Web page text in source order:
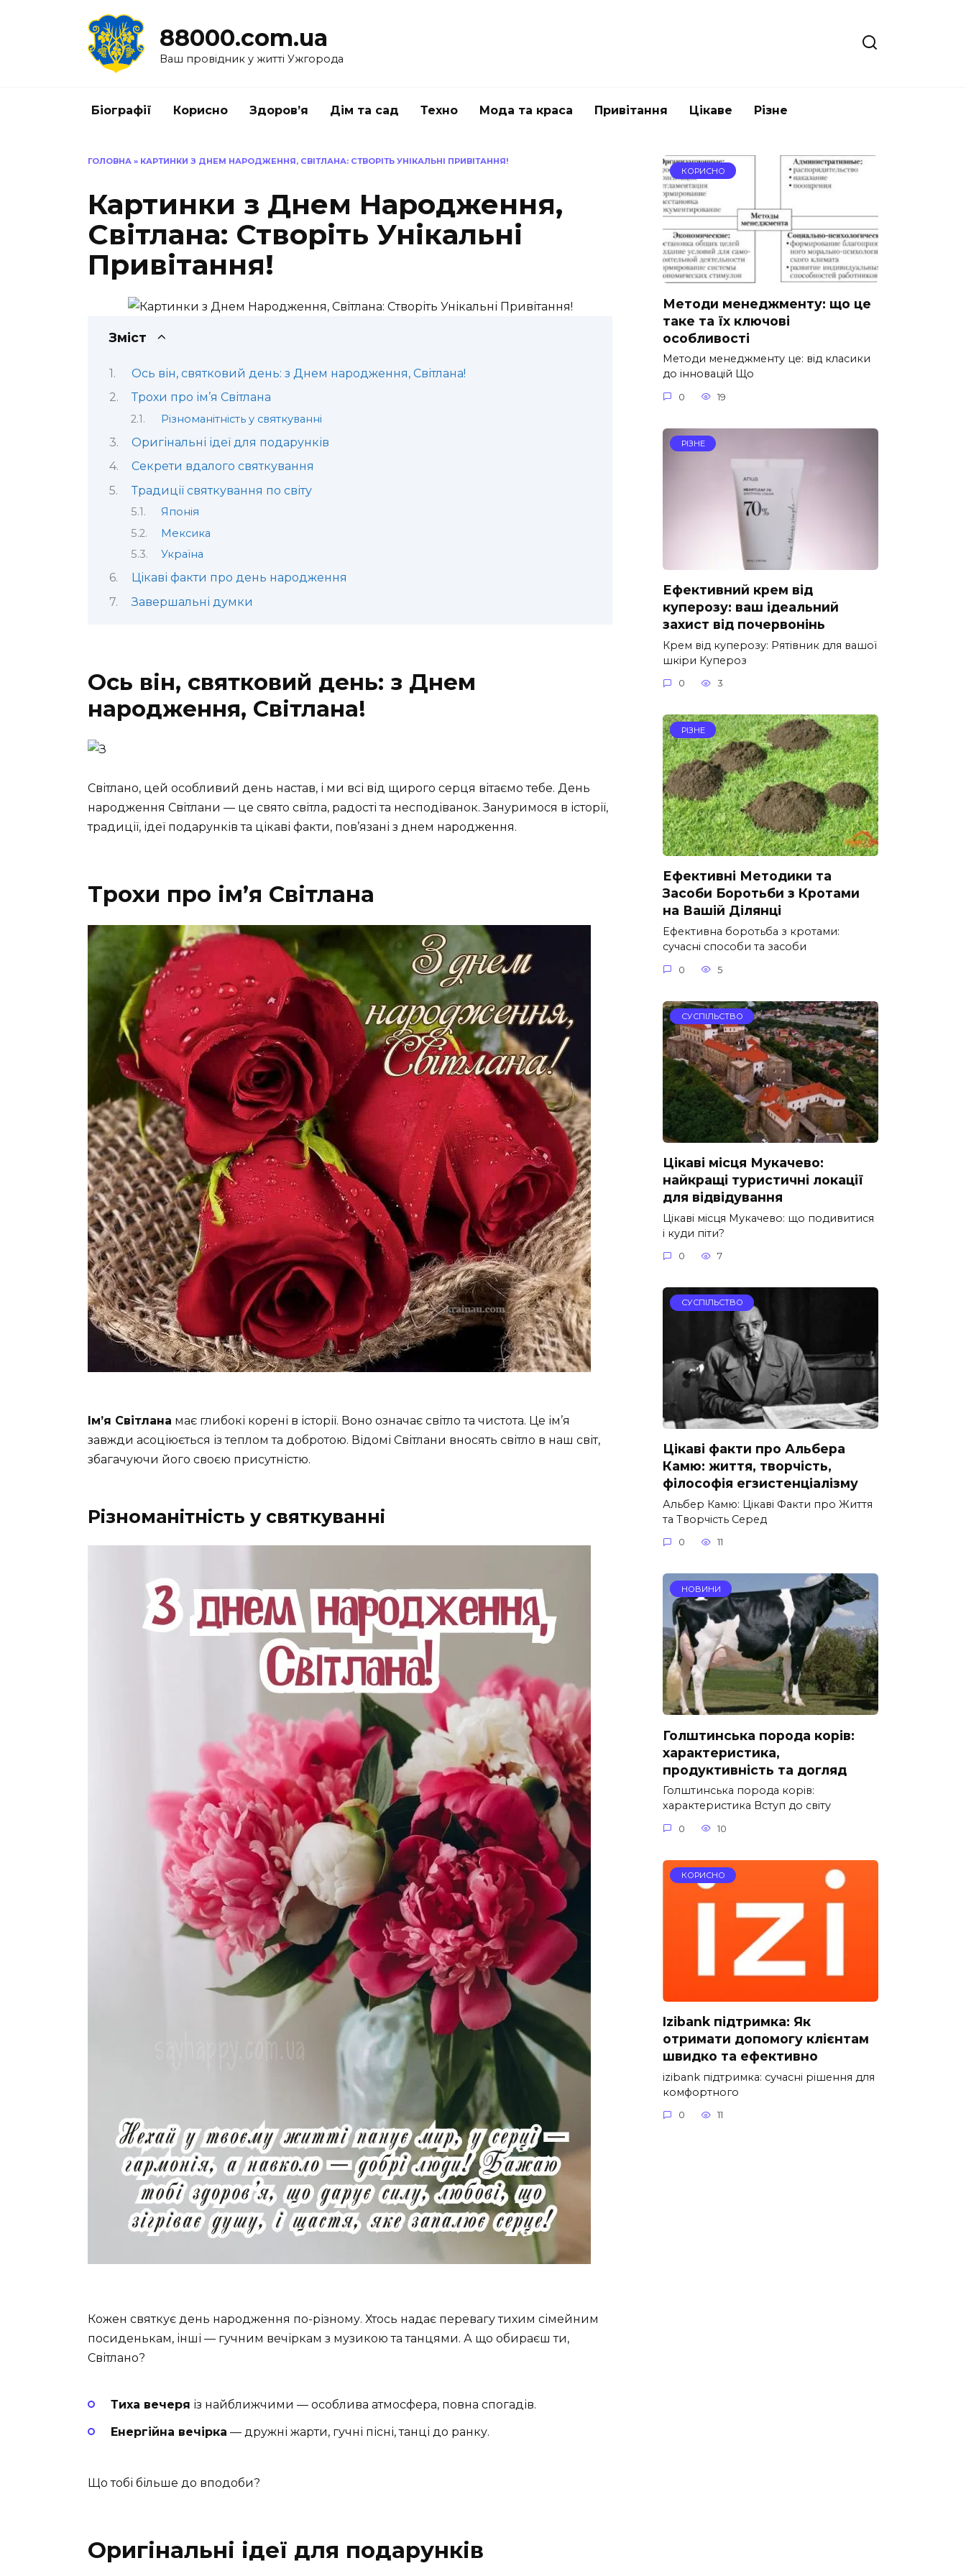
88000.com.ua
Ваш провідник у житті Ужгорода
Біографії Корисно Здоров’я Дім та сад Техно Мода та краса Привітання Цікаве Різне
ГОЛОВНА » КАРТИНКИ З ДНЕМ НАРОДЖЕННЯ, СВІТЛАНА: СТВОРІТЬ УНІКАЛЬНІ ПРИВІТАННЯ!
Картинки з Днем Народження,
Світлана: Створіть Унікальні
Привітання!
Зміст
Ось він, святковий день: з Днем народження, Світлана!
Трохи про ім’я Світлана
Різноманітність у святкуванні
Оригінальні ідеї для подарунків
Секрети вдалого святкування
Традиції святкування по світу
Японія
Мексика
Україна
Цікаві факти про день народження
Завершальні думки
Ось він, святковий день: з Днем
народження, Світлана!
Світлано, цей особливий день настав, і ми всі від щирого серця вітаємо тебе. День
народження Світлани — це свято світла, радості та несподіванок. Зануримося в історії,
традиції, ідеї подарунків та цікаві факти, пов’язані з днем народження.
Трохи про ім’я Світлана
Ім’я Світлана має глибокі корені в історії. Воно означає світло та чистота. Це ім’я
завжди асоціюється із теплом та добротою. Відомі Світлани вносять світло в наш світ,
збагачуючи його своєю присутністю.
Різноманітність у святкуванні
Кожен святкує день народження по-різному. Хтось надає перевагу тихим сімейним
посиденькам, інші — гучним вечіркам з музикою та танцями. А що обираєш ти,
Світлано?
Тиха вечеря із найближчими — особлива атмосфера, повна спогадів.
Енергійна вечірка — дружні жарти, гучні пісні, танці до ранку.
Що тобі більше до вподоби?
Оригінальні ідеї для подарунків
КОРИСНО
Методи менеджменту: що це
таке та їх ключові
особливості
Методи менеджменту це: від класики
до інновацій Що
0 19
РІЗНЕ
Ефективний крем від
куперозу: ваш ідеальний
захист від почервонінь
Крем від куперозу: Рятівник для вашої
шкіри Купероз
0 3
РІЗНЕ
Ефективні Методики та
Засоби Боротьби з Кротами
на Вашій Ділянці
Ефективна боротьба з кротами:
сучасні способи та засоби
0 5
СУСПІЛЬСТВО
Цікаві місця Мукачево:
найкращі туристичні локації
для відвідування
Цікаві місця Мукачево: що подивитися
і куди піти?
0 7
СУСПІЛЬСТВО
Цікаві факти про Альбера
Камю: життя, творчість,
філософія егзистенціалізму
Альбер Камю: Цікаві Факти про Життя
та Творчість Серед
0 11
НОВИНИ
Голштинська порода корів:
характеристика,
продуктивність та догляд
Голштинська порода корів:
характеристика Вступ до світу
0 10
КОРИСНО
Izibank підтримка: Як
отримати допомогу клієнтам
швидко та ефективно
izibank підтримка: сучасні рішення для
комфортного
0 11